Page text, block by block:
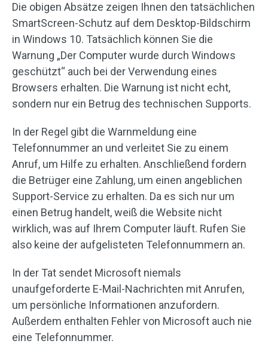
Die obigen Absätze zeigen Ihnen den tatsächlichen
SmartScreen-Schutz auf dem Desktop-Bildschirm
in Windows 10. Tatsächlich können Sie die
Warnung „Der Computer wurde durch Windows
geschützt“ auch bei der Verwendung eines
Browsers erhalten. Die Warnung ist nicht echt,
sondern nur ein Betrug des technischen Supports.
In der Regel gibt die Warnmeldung eine
Telefonnummer an und verleitet Sie zu einem
Anruf, um Hilfe zu erhalten. Anschließend fordern
die Betrüger eine Zahlung, um einen angeblichen
Support-Service zu erhalten. Da es sich nur um
einen Betrug handelt, weiß die Website nicht
wirklich, was auf Ihrem Computer läuft. Rufen Sie
also keine der aufgelisteten Telefonnummern an.
In der Tat sendet Microsoft niemals
unaufgeforderte E-Mail-Nachrichten mit Anrufen,
um persönliche Informationen anzufordern.
Außerdem enthalten Fehler von Microsoft auch nie
eine Telefonnummer.